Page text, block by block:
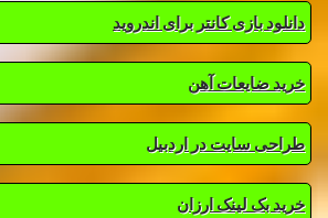
دانلود بازی کانتر برای اندروید
خرید ضایعات آهن
طراحی سایت در اردبیل
خرید بک لینک ارزان